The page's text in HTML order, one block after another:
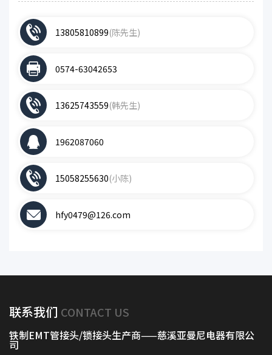
13805810899(陈先生)
0574-63042653
13625743559(韩先生)
1962087060
15058255630(小陈)
hfy0479@126.com
联系我们 CONTACT US
铁制EMT管接头/锁接头生产商——慈溪亚曼尼电器有限公
司